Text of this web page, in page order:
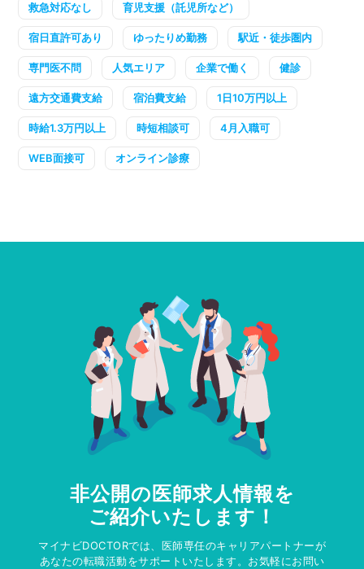
救急対応なし 育児支援（託児所など）
宿日直許可あり ゆったりめ勤務 駅近・徒歩圏内
専門医不問 人気エリア 企業で働く 健診
遠方交通費支給 宿泊費支給 1日10万円以上
時給1.3万円以上 時短相談可 4月入職可
WEB面接可 オンライン診療
非公開の医師求人情報を
ご紹介いたします！
マイナビDOCTORでは、医師専任のキャリアパートナーが
あなたの転職活動をサポートいたします。お気軽にお問い